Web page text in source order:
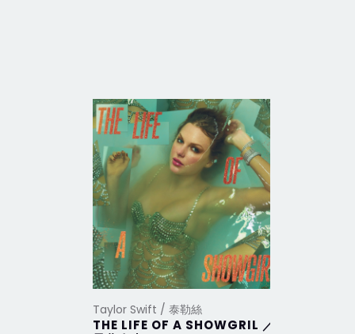
Taylor Swift / 泰勒絲
THE LIFE OF A SHOWGRIL ／